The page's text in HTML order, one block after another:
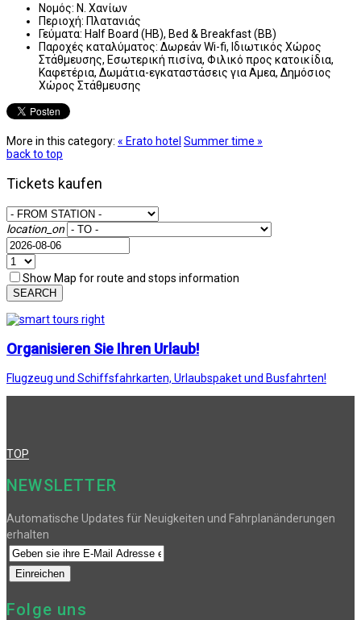
Νομός: Ν. Χανίων
Περιοχή: Πλατανιάς
Γεύματα: Half Board (HB), Bed & Breakfast (BB)
Παροχές καταλύματος: Δωρεάν Wi-fi, Ιδιωτικός Χώρος
Στάθμευσης, Εσωτερική πισίνα, Φιλικό προς κατοικίδια,
Καφετέρια, Δωμάτια-εγκαταστάσεις για Αμεα, Δημόσιος
Χώρος Στάθμευσης
More in this category: « Erato hotel Summer time »
back to top
Tickets kaufen
location_on
Show Map for route and stops information
SEARCH
Organisieren Sie Ihren Urlaub!
Flugzeug und Schiffsfahrkarten, Urlaubspaket und Busfahrten!
TOP
NEWSLETTER
Automatische Updates für Neuigkeiten und Fahrplanänderungen
erhalten
Folge uns